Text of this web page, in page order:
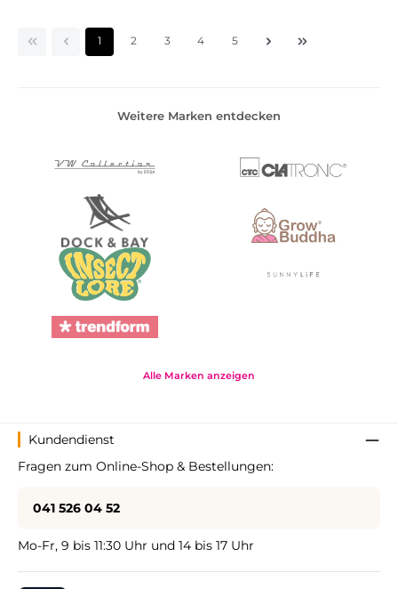
Seite
1 Seite
2 Seite
3 Seite
4 Seite
5
Weitere Marken entdecken
Alle Marken anzeigen
Kundendienst
Fragen zum Online-Shop & Bestellungen:
041 526 04 52
Mo-Fr, 9 bis 11:30 Uhr und 14 bis 17 Uhr